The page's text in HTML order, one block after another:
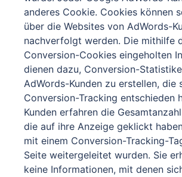
anderes Cookie. Cookies können
über die Websites von AdWords-
nachverfolgt werden. Die mithilfe
Conversion-Cookies eingeholten
dienen dazu, Conversion-
AdWords-Kunden zu erstellen, die
Conversion-Tracking entschieden
Kunden erfahren die
die auf ihre Anzeige geklickt
mit einem Conversion-Tracking-
Seite weitergeleitet wurden. Sie
keine Informationen, mit denen